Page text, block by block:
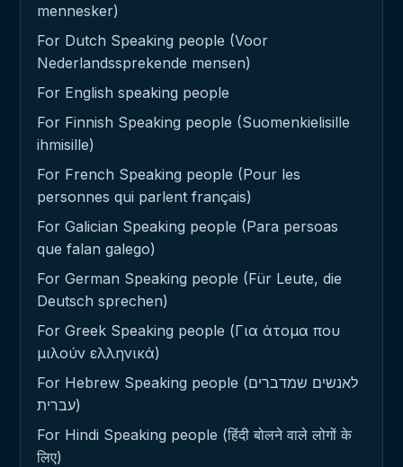
mennesker)
For Dutch Speaking people (Voor
Nederlandssprekende mensen)
For English speaking people
For Finnish Speaking people (Suomenkielisille
ihmisille)
For French Speaking people (Pour les
personnes qui parlent français)
For Galician Speaking people (Para persoas
que falan galego)
For German Speaking people (Für Leute, die
Deutsch sprechen)
For Greek Speaking people (Για άτομα που
μιλούν ελληνικά)
For Hebrew Speaking people (לאנשים שמדברים
עברית)
For Hindi Speaking people (हिंदी बोलने वाले लोगों के
लिए)